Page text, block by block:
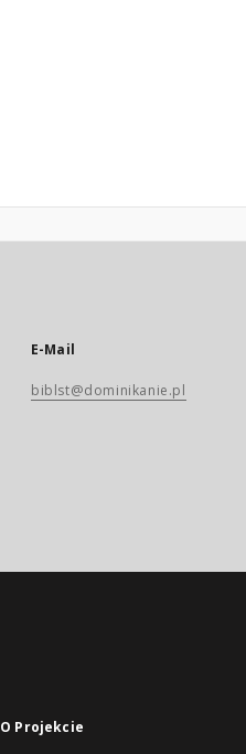
E-Mail
biblst@dominikanie.pl
O Projekcie